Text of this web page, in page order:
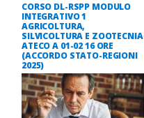
CORSO DL-RSPP MODULO
INTEGRATIVO 1
AGRICOLTURA,
SILVICOLTURA E ZOOTECNIA
ATECO A 01-02 16 ORE
(ACCORDO STATO-REGIONI
2025)